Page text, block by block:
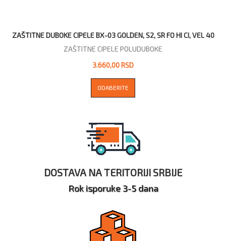
ZAŠTITNE DUBOKE CIPELE BX-03 GOLDEN, S2, SR FO HI CI, VEL 40
ZAŠTITNE CIPELE POLUDUBOKE
3.660,00 RSD
ODABERITE
DOSTAVA NA TERITORIJI SRBIJE
Rok isporuke 3-5 dana